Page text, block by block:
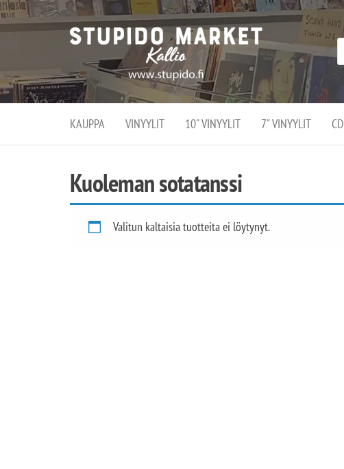
Stupido
Market –
verkossa
ja
kivijalassa
Stupido Market on
vaihtoehtomusaan
erikoistunut
verkko- sekä
kivijalkakauppa
Helsingissä
Kallion
KAUPPA VINYYLIT 10" VINYYLIT 7" VINYYLIT CD
Kuoleman sotatanssi
Valitun kaltaisia tuotteita ei löytynyt.